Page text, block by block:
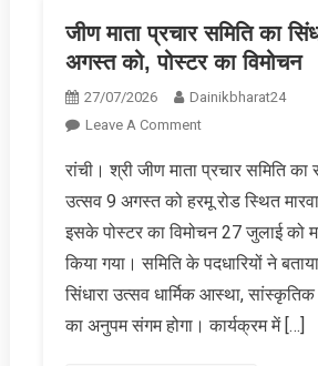
जीण माता प्रचार समिति का
अगस्त को, पोस्टर का विमोचन
27/07/2026
Dainikbharat24
Leave A CommentOn
माता
प्रचार
समिति
सिंधारा
उत्‍सव
9
रांची। श्री जीण माता प्रचार समिति का
उत्सव 9 अगस्त को हरमू रोड स्थित
इसके पोस्टर का विमोचन 27 जुलाई को
किया गया। समिति के पदधारियों ने
सिंधारा उत्सव धार्मिक आस्था,
का अनुपम संगम होगा। कार्यक्रम में […]